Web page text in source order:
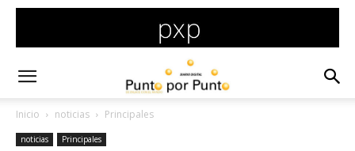
Inicio noticias Principales
noticias Principales